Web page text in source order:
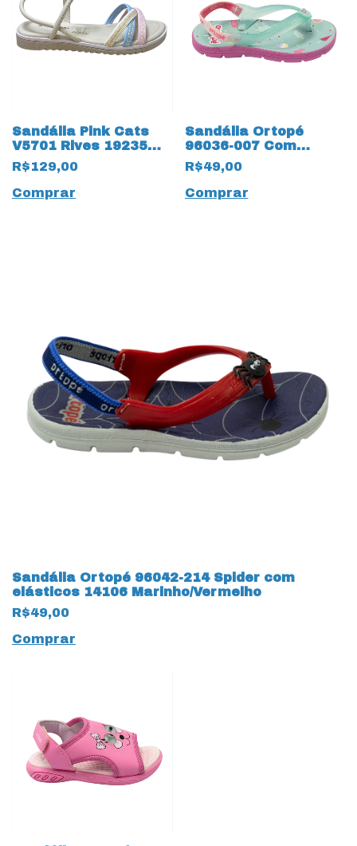
Sandália Pink Cats
V5701 Rives 19235
Blush
R$129,00
Comprar
Sandália Ortopé
96036-007 Com
elásticos 14107 Azul
Bebê
R$49,00
Comprar
Sandália Ortopé 96042-214 Spider com
elásticos 14106 Marinho/Vermelho
R$49,00
Comprar